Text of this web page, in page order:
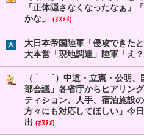
「正体隠さなくなったなぁ」
かな」
(ｵﾇﾇﾒ)
大日本帝国陸軍「侵攻できた
大本営「現地調達」陸軍「え？
（ ´_ゝ`）中道・立憲・公明
部会議」各省庁からヒアリン
ティション、人手、宿泊施設
方々にも対応してほしい」今
出 (ｵﾇﾇﾒ)